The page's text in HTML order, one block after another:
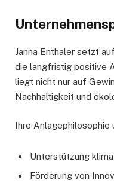
Janna Enthaler setzt
die langfristig positive
liegt nicht nur auf
Nachhaltigkeit und
Ihre
Unterstützung
Förderung von